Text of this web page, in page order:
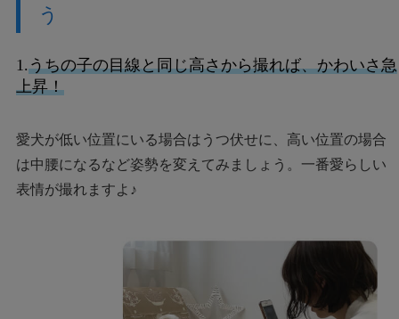
う
1.うちの子の目線と同じ高さから撮れば、かわいさ急
上昇！
愛犬が低い位置にいる場合はうつ伏せに、高い位置の場合
は中腰になるなど姿勢を変えてみましょう。一番愛らしい
表情が撮れますよ♪